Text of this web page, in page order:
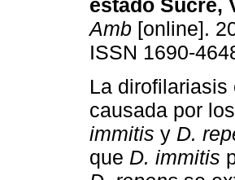
estado Sucre,
Amb [online].
ISSN 1690-
La
causada por
immitis y D.
que D. immitis